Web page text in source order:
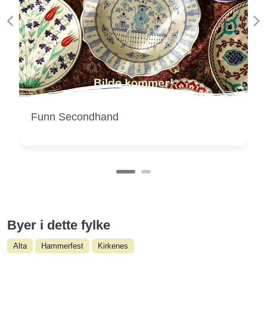
Miabutikken
Forige
Byer i dette fylke
Alta Hammerfest Kirkenes